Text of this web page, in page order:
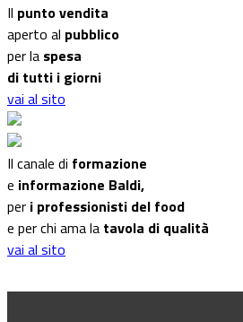
Il punto vendita
aperto al pubblico
per la spesa
di tutti i giorni
vai al sito
Il canale di formazione
e informazione Baldi,
per i professionisti del food
e per chi ama la tavola di qualità
vai al sito